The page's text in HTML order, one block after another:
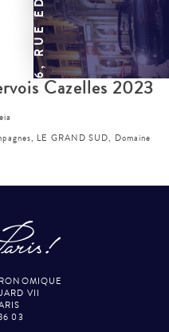
Cazelles 2023
, LE GRAND SUD, Domaine
VII
03